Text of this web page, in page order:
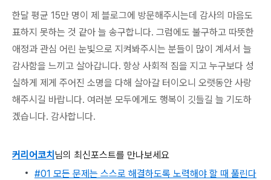
한달 평균 15만 명이 제 블로그에 방문해주시는데 감사의 마음도
표하지 못하는 것 같아 늘 송구합니다. 그럼에도 불구하고 따뜻한
애정과 관심 어린 눈빛으로 지켜봐주시는 분들이 많이 계셔서 늘
감사함을 느끼고 살아갑니다. 항상 사회적 짐을 지고 누구보다 성
실하게 제게 주어진 소명을 다해 살아갈 터이오니 오랫동안 사랑
해주시길 바랍니다. 여러분 모두에게도 행복이 깃들길 늘 기도하
겠습니다. 감사합니다.
커리어코치 님의 최신포스트를 만나보세요
#01 모든 문제는 스스로 해결하도록 노력해야 할 때 풀린다